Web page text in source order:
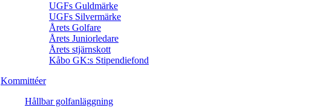
UGFs Guldmärke
UGFs Silvermärke
Årets Golfare
Årets Juniorledare
Årets stjärnskott
Kåbo GK:s Stipendiefond
Kommittéer
Hållbar golfanläggning